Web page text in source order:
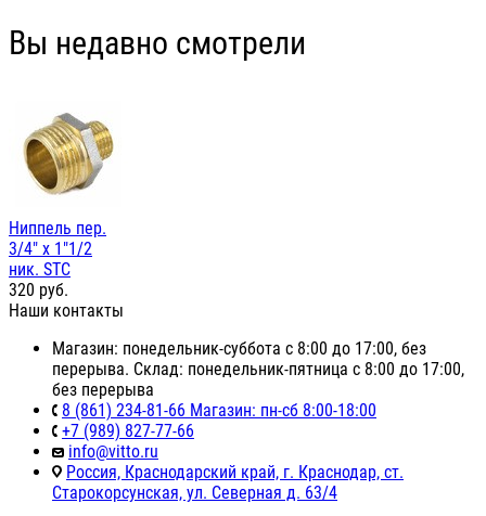
Вы недавно смотрели
Ниппель пер.
3/4" х 1"1/2
ник. STC
320 руб.
Наши контакты
Магазин: понедельник-суббота с 8:00 до 17:00, без
перерыва. Склад: понедельник-пятница с 8:00 до 17:00,
без перерыва
8 (861) 234-81-66 Магазин: пн-сб 8:00-18:00
+7 (989) 827-77-66
info@vitto.ru
Россия, Краснодарский край, г. Краснодар, ст.
Старокорсунская, ул. Северная д. 63/4